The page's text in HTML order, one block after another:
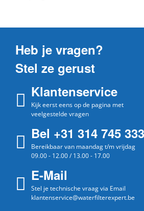
Heb je vragen?
Stel ze gerust
Klantenservice
Kijk eerst eens op de pagina met
veelgestelde vragen
Bel +31 314 745 333
Bereikbaar van maandag t/m vrijdag
09.00 - 12.00 / 13.00 - 17.00
E-Mail
Stel je technische vraag via Email
klantenservice@waterfilterexpert.be